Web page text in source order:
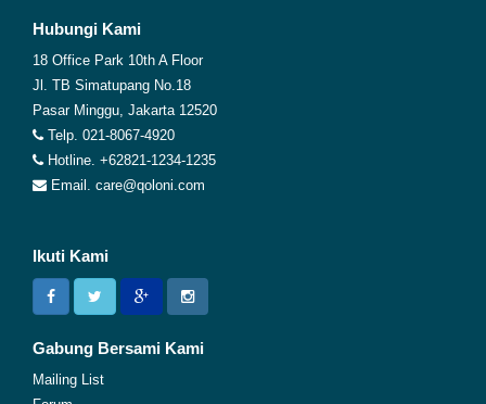
Hubungi Kami
18 Office Park 10th A Floor
Jl. TB Simatupang No.18
Pasar Minggu, Jakarta 12520
Telp. 021-8067-4920
Hotline. +62821-1234-1235
Email. care@qoloni.com
Ikuti Kami
Gabung Bersami Kami
Mailing List